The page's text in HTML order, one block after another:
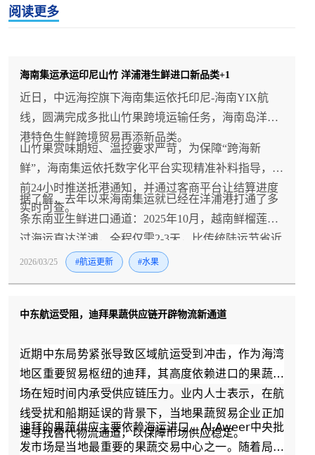
阅读更多
海南集运承运印尼山竹 洋浦港生鲜进口新品类+1
近日，中远海控旗下海南集运依托印尼-海南YIX航
线，圆满完成多批山竹果跨境运输任务，海南岛洋浦
港特色生鲜跨境贸易再添新品类。
山竹果赏味期短、温控要求严苛，为保障“跨海新
鲜”，海南集运依托数字化平台实现精准补料指导，提
前24小时推送抵港通知，并通过客商平台让结算进度
实时可查。
据了解，去年以来海南集运就已经在洋浦港打通了多
条东南亚生鲜进口通道：2025年10月，越南鲜榴莲通
过海运直达洋浦，全程仅需2-3天，比传统陆运节省近
一半时间；今年2月，泰国新鲜龙眼搭乘JTV直航航线
运已经形成了以洋浦港为枢纽，覆盖榴莲、龙眼、山
2026/03/25 #航运更新 #水果
中东航运受阻，迪拜果蔬供应链开辟物流新通道
近期中东局势紧张导致区域航运受到冲击，作为海湾
地区重要贸易枢纽的迪拜，其高度依赖进口的果蔬市
场在短时间内承受供应链压力。业内人士表示，在航
线受扰和船期延误的背景下，当地果蔬贸易企业正加
速寻找替代物流通道，以保障市场供应稳定。
迪拜的果蔬供应主要依赖海运进口，Al Aweer中央批
发市场是当地最重要的果蔬交易中心之一。随着局势